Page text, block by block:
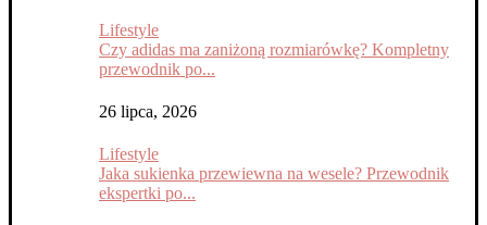
Lifestyle
Czy adidas ma zaniżoną rozmiarówkę? Kompletny
przewodnik po...
26 lipca, 2026
Lifestyle
Jaka sukienka przewiewna na wesele? Przewodnik
ekspertki po...